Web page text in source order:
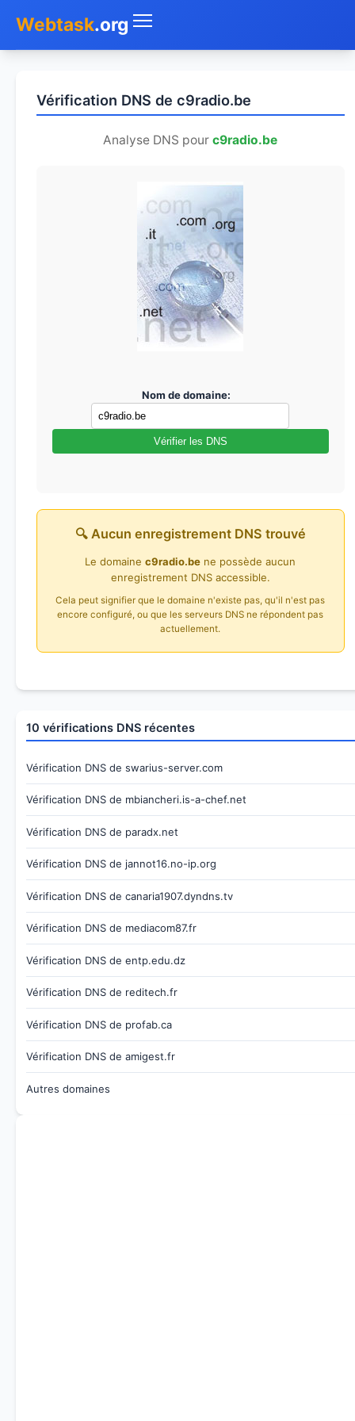
Webtask.org
Whois
Vérification DNS de c9radio.be
Analyse DNS pourc9radio.be
Nom de domaine:
Vérifier les DNS
🔍 Aucun enregistrement DNS trouvé
Le domainec9radio.be ne possède aucun
enregistrement DNS accessible.
Cela peut signifier que le domaine n'existe pas, qu'il n'est pas
encore configuré, ou que les serveurs DNS ne répondent pas
actuellement.
10 vérifications DNS récentes
Vérification DNS de swarius-server.com
Vérification DNS de mbiancheri.is-a-chef.net
Vérification DNS de paradx.net
Vérification DNS de jannot16.no-ip.org
Vérification DNS de canaria1907.dyndns.tv
Vérification DNS de mediacom87.fr
Vérification DNS de entp.edu.dz
Vérification DNS de reditech.fr
Vérification DNS de profab.ca
Vérification DNS de amigest.fr
Autres domaines